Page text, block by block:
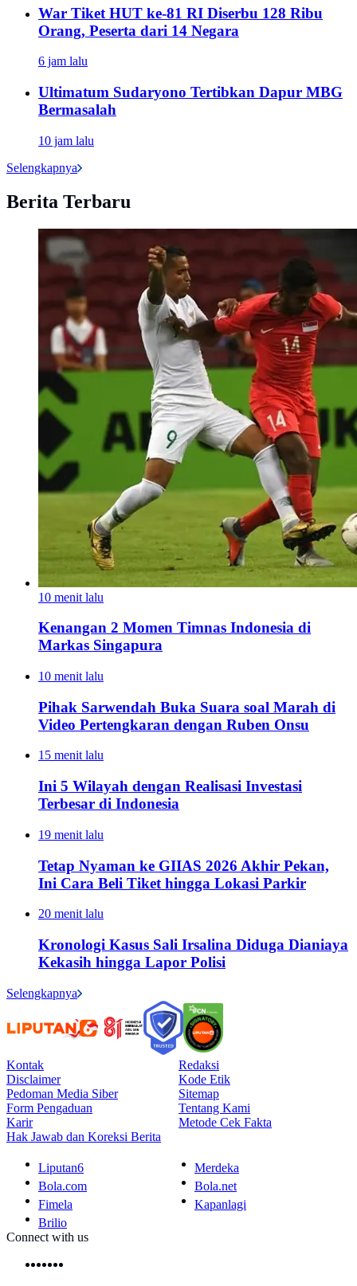
War Tiket HUT ke-81 RI Diserbu 128 Ribu
Orang, Peserta dari 14 Negara
6 jam lalu
Ultimatum Sudaryono Tertibkan Dapur MBG
Bermasalah
10 jam lalu
Selengkapnya
Berita Terbaru
10 menit lalu
Kenangan 2 Momen Timnas Indonesia di
Markas Singapura
10 menit lalu
Pihak Sarwendah Buka Suara soal Marah di
Video Pertengkaran dengan Ruben Onsu
15 menit lalu
Ini 5 Wilayah dengan Realisasi Investasi
Terbesar di Indonesia
19 menit lalu
Tetap Nyaman ke GIIAS 2026 Akhir Pekan,
Ini Cara Beli Tiket hingga Lokasi Parkir
20 menit lalu
Kronologi Kasus Sali Irsalina Diduga Dianiaya
Kekasih hingga Lapor Polisi
Selengkapnya
Kontak
Redaksi
Disclaimer
Kode Etik
Pedoman Media Siber
Sitemap
Form Pengaduan
Tentang Kami
Karir
Metode Cek Fakta
Hak Jawab dan Koreksi Berita
Liputan6
Merdeka
Bola.com
Bola.net
Fimela
Kapanlagi
Brilio
Connect with us